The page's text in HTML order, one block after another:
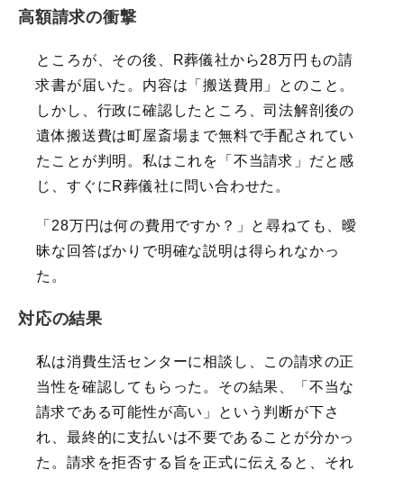
高額請求の衝撃
ところが、その後、R葬儀社から28万円もの請
求書が届いた。内容は「搬送費用」とのこと。
しかし、行政に確認したところ、司法解剖後の
遺体搬送費は町屋斎場まで無料で手配されてい
たことが判明。私はこれを「不当請求」だと感
じ、すぐにR葬儀社に問い合わせた。
「28万円は何の費用ですか？」と尋ねても、曖
昧な回答ばかりで明確な説明は得られなかっ
た。
対応の結果
私は消費生活センターに相談し、この請求の正
当性を確認してもらった。その結果、「不当な
請求である可能性が高い」という判断が下さ
れ、最終的に支払いは不要であることが分かっ
た。請求を拒否する旨を正式に伝えると、それ